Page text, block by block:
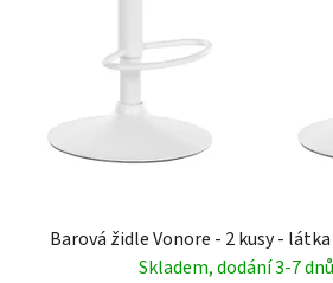
Barová židle Vonore - 2 kusy -
Skladem, dodání 3-7 dnů